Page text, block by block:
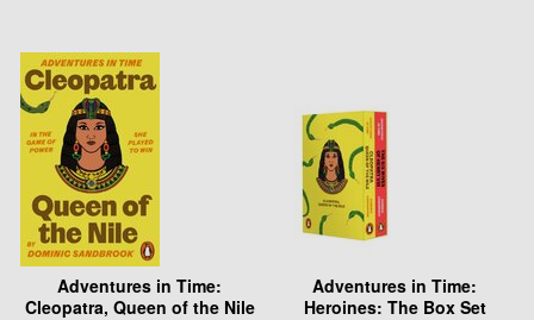
Adventures in Time:
Cleopatra, Queen of the Nile
Adventures in Time:
Heroines: The Box Set